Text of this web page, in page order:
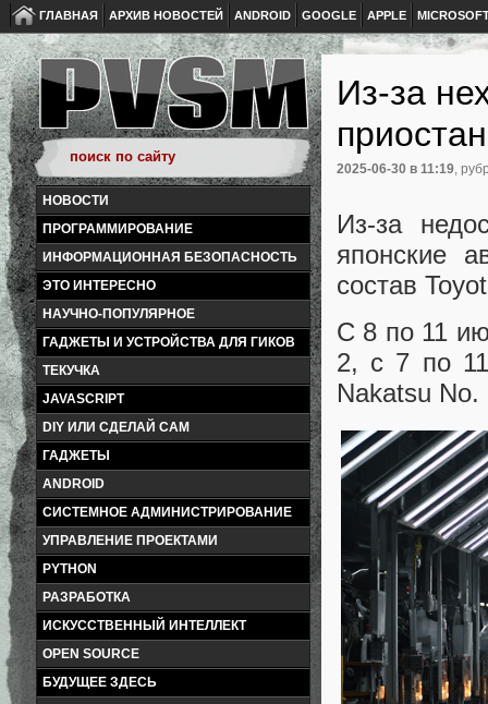
ГЛАВНАЯ АРХИВ НОВОСТЕЙ ANDROID GOOGLE APPLE
НОВОСТИ
ПРОГРАММИРОВАНИЕ
ИНФОРМАЦИОННАЯ БЕЗОПАСНОСТЬ
ЭТО ИНТЕРЕСНО
НАУЧНО-ПОПУЛЯРНОЕ
ГАДЖЕТЫ И УСТРОЙСТВА ДЛЯ ГИКОВ
ТЕКУЧКА
JAVASCRIPT
DIY ИЛИ СДЕЛАЙ САМ
ГАДЖЕТЫ
ANDROID
СИСТЕМНОЕ АДМИНИСТРИРОВАНИЕ
УПРАВЛЕНИЕ ПРОЕКТАМИ
PYTHON
РАЗРАБОТКА
ИСКУССТВЕННЫЙ ИНТЕЛЛЕКТ
OPEN SOURCE
БУДУЩЕЕ ЗДЕСЬ
Из-за
2025-06-30 в 11:19,
Из-за
японские
состав
С 8 по 11
2, с 7 по
Nakatsu No.